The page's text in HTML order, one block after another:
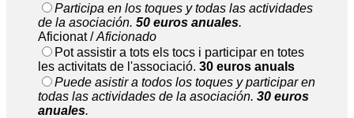
Participa en los toques y todas las actividades
de la asociación. 50 euros anuales.
Aficionat /Aficionado
Pot assistir a tots els tocs i participar en totes
les activitats de l'associació. 30 euros anuals
Puede asistir a todos los toques y participar en
todas las actividades de la asociación. 30 euros
anuales.